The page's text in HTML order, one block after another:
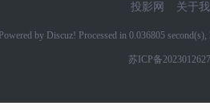
投影网 关于
Powered by Discuz! Processed in 0.036805
苏ICP备